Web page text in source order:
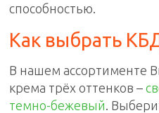
способностью.
Как выбрать
В нашем ассортименте
крема трёх оттенков –
темно-бежевый .